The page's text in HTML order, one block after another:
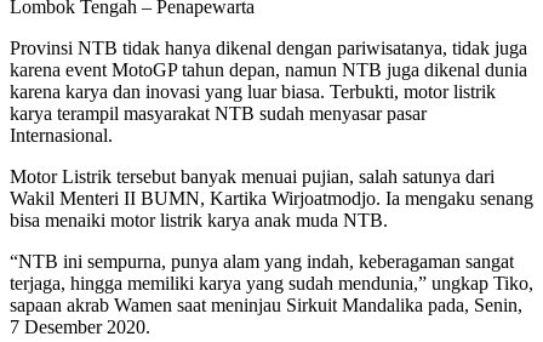
Lombok Tengah – Penapewarta
Provinsi NTB tidak hanya dikenal dengan pariwisatanya, tidak juga
karena event MotoGP tahun depan, namun NTB juga dikenal dunia
karena karya dan inovasi yang luar biasa. Terbukti, motor listrik
karya terampil masyarakat NTB sudah menyasar pasar
Internasional.
Motor Listrik tersebut banyak menuai pujian, salah satunya dari
Wakil Menteri II BUMN, Kartika Wirjoatmodjo. Ia mengaku senang
bisa menaiki motor listrik karya anak muda NTB.
“NTB ini sempurna, punya alam yang indah, keberagaman sangat
terjaga, hingga memiliki karya yang sudah mendunia,” ungkap Tiko,
sapaan akrab Wamen saat meninjau Sirkuit Mandalika pada, Senin,
7 Desember 2020.